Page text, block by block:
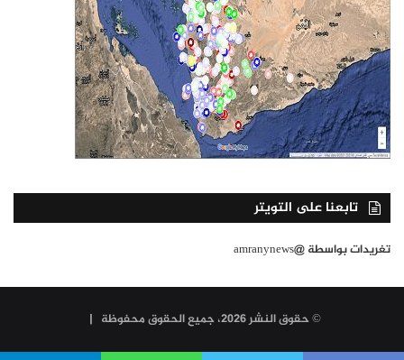
تابعنا على التويتر
تغريدات بواسطة @amranynews
© حقوق النشر 2026، جميع الحقوق محفوظة |